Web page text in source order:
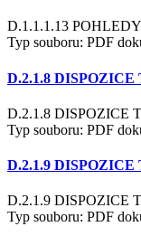
D.1.1.1.13
Typ souboru: PDF
D.2.1.8
D.2.1.8 DISPOZICE
Typ souboru: PDF
D.2.1.9
D.2.1.9 DISPOZICE
Typ souboru: PDF